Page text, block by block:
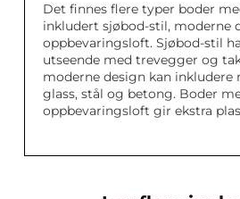
Det finnes flere typer boder
inkludert sjøbod-stil, moderne
oppbevaringsloft. Sjøbod-stil
utseende med trevegger og
moderne design kan inkludere
glass, stål og betong. Boder
oppbevaringsloft gir ekstra